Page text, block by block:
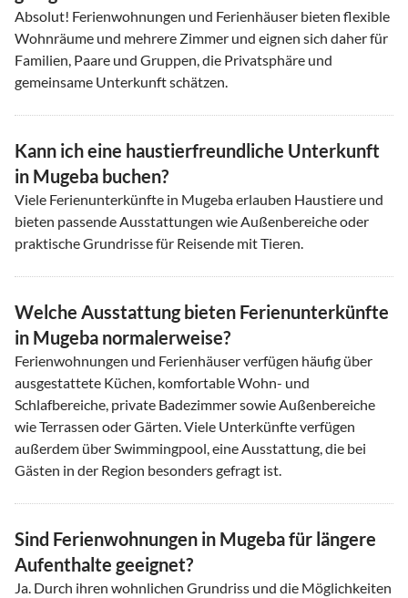
Absolut! Ferienwohnungen und Ferienhäuser bieten flexible
Wohnräume und mehrere Zimmer und eignen sich daher für
Familien, Paare und Gruppen, die Privatsphäre und
gemeinsame Unterkunft schätzen.
Kann ich eine haustierfreundliche Unterkunft
in Mugeba buchen?
Viele Ferienunterkünfte in Mugeba erlauben Haustiere und
bieten passende Ausstattungen wie Außenbereiche oder
praktische Grundrisse für Reisende mit Tieren.
Welche Ausstattung bieten Ferienunterkünfte
in Mugeba normalerweise?
Ferienwohnungen und Ferienhäuser verfügen häufig über
ausgestattete Küchen, komfortable Wohn- und
Schlafbereiche, private Badezimmer sowie Außenbereiche
wie Terrassen oder Gärten. Viele Unterkünfte verfügen
außerdem über Swimmingpool, eine Ausstattung, die bei
Gästen in der Region besonders gefragt ist.
Sind Ferienwohnungen in Mugeba für längere
Aufenthalte geeignet?
Ja. Durch ihren wohnlichen Grundriss und die Möglichkeiten